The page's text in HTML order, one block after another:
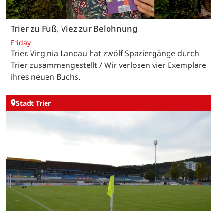
Trier zu Fuß, Viez zur Belohnung
Friday
Trier. Virginia Landau hat zwölf Spaziergänge durch
Trier zusammengestellt / Wir verlosen vier Exemplare
ihres neuen Buchs.
Stadt Trier